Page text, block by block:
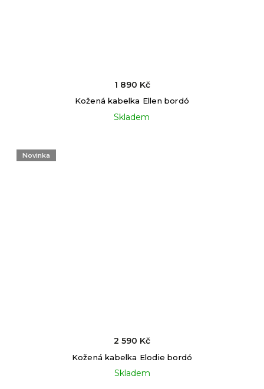
Kožená kabelka Ellen bordó
Skladem
1 890 Kč
Novinka
Kožená kabelka Elodie bordó
Skladem
2 590 Kč